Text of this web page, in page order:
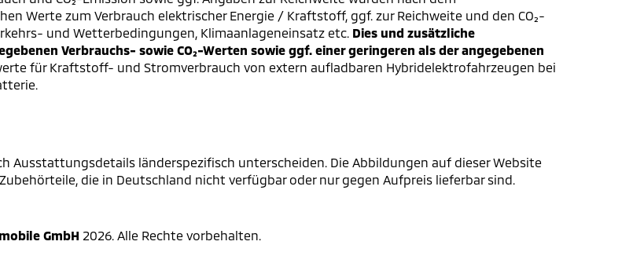
Werte zum Verbrauch elektrischer Energie / Kraftstoff, ggf. zur Reichweite und den CO₂-
und Wetterbedingungen, Klimaanlageneinsatz etc. Dies und zusätzliche
Verbrauchs- sowie CO₂-Werten sowie ggf. einer geringeren als der angegebenen
für Kraftstoff- und Stromverbrauch von extern aufladbaren Hybridelektrofahrzeugen bei
Ausstattungsdetails länderspezifisch unterscheiden. Die Abbildungen auf dieser Website
die in Deutschland nicht verfügbar oder nur gegen Aufpreis lieferbar sind.
GmbH 2026. Alle Rechte vorbehalten.